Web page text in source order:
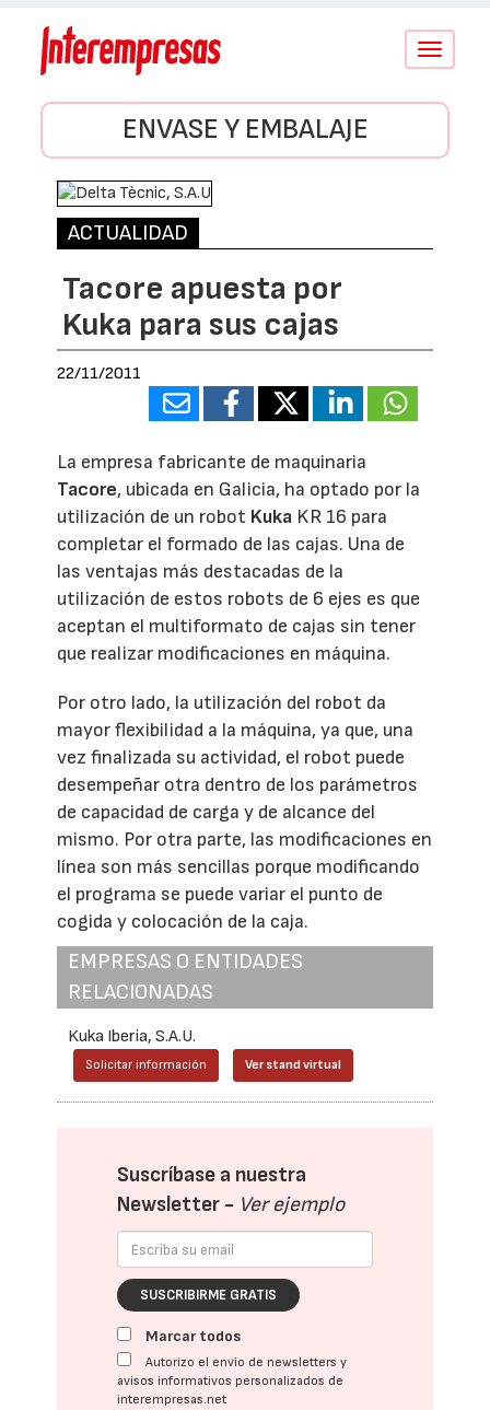
Conmutar
ENVASE Y EMBALAJE
ACTUALIDAD
Tacore apuesta por
Kuka para sus cajas
22/11/2011
La empresa fabricante de maquinaria
Tacore, ubicada en Galicia, ha optado por la
utilización de un robot Kuka KR 16 para
completar el formado de las cajas. Una de
las ventajas más destacadas de la
utilización de estos robots de 6 ejes es que
aceptan el multiformato de cajas sin tener
que realizar modificaciones en máquina.
Por otro lado, la utilización del robot da
mayor flexibilidad a la máquina, ya que, una
vez finalizada su actividad, el robot puede
desempeñar otra dentro de los parámetros
de capacidad de carga y de alcance del
mismo. Por otra parte, las modificaciones en
línea son más sencillas porque modificando
el programa se puede variar el punto de
cogida y colocación de la caja.
EMPRESAS O ENTIDADES
RELACIONADAS
Kuka Iberia, S.A.U.
Solicitar información Ver stand virtual
Suscríbase a nuestra
Newsletter - Ver ejemplo
SUSCRIBIRME GRATIS
Marcar todos
Autorizo el envío de newsletters y
avisos informativos personalizados de
interempresas.net